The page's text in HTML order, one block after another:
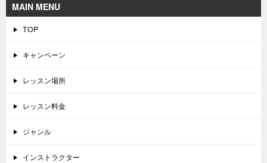
MAIN MENU
TOP
キャンペーン
レッスン場所
レッスン料金
ジャンル
インストラクター